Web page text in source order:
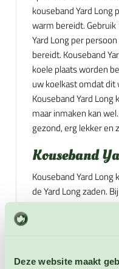
Deze website maakt
kouseband Yard Long
warm bereidt.
Yard Long per
bereidt. Kouseband
koele plaats worden
uw koelkast omdat
Kouseband Yard
maar inmaken kan
gezond, erg lekker en
Kouseband
Kouseband Yard
de Yard Long zaden.
Yard Long zaden
voorzaaien voor een
potgrond. Omdat